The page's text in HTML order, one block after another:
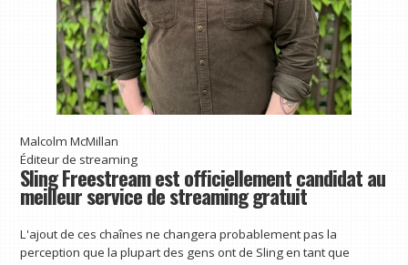
Malcolm McMillan
Éditeur de streaming
Sling Freestream est officiellement candidat au
meilleur service de streaming gratuit
L'ajout de ces chaînes ne changera probablement pas la
perception que la plupart des gens ont de Sling en tant que